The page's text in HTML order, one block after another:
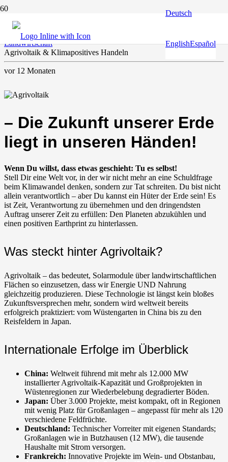
Deutsch
EnglishEspañol
Energie,Erdenhüter,Europa und die Welt
Landwirtschaft
Agrivoltaik & Klimapositives Handeln
vor 12 Monaten
– Die Zukunft unserer Erde
liegt in unseren Händen!
Wenn Du willst, dass etwas geschieht: Tu es selbst!
Stell Dir eine Welt vor, in der wir nicht mehr an eine Schuldfrage
beim Klimawandel denken, sondern zur Tat schreiten. Du bist nicht
allein verantwortlich – aber Du kannst ein Hüter der Erde sein! Es
ist Zeit, Verantwortung zu übernehmen und den dringendsten
Auftrag unserer Zeit zu erfüllen: Den Planeten abzukühlen und
einen positiven Earthprint zu hinterlassen.
Was steckt hinter Agrivoltaik?
Agrivoltaik – das bedeutet, Solarmodule über landwirtschaftlichen
Flächen so einzusetzen, dass wir Energie UND Nahrung
gleichzeitig produzieren. Diese Technologie ist längst kein bloßes
Zukunftsversprechen mehr, sondern wird weltweit bereits
erfolgreich praktiziert: vom Wüstengarten in China bis zu den
Reisfeldern in Japan.
Internationale Erfolge im Überblick
China: Weltweit führend mit mehr als 12.000 MW
installierter Agrivoltaik-Kapazität und Großprojekten in
Wüstenregionen zur Wiederbelebung degradierter Böden.
Japan: Über 3.000 Projekte, meist kompakt, oft in Regionen
mit wenig Platz für Großanlagen – angepasst für mehr als 120
verschiedene Feldfrüchte.
Deutschland: Technischer Vorreiter mit eigenen Standards;
Großanlagen wie in Butzhausen (12 MW), die tausende
Haushalte mit Strom versorgen.
Frankreich: Innovative Projekte im Wein- und Obstanbau,